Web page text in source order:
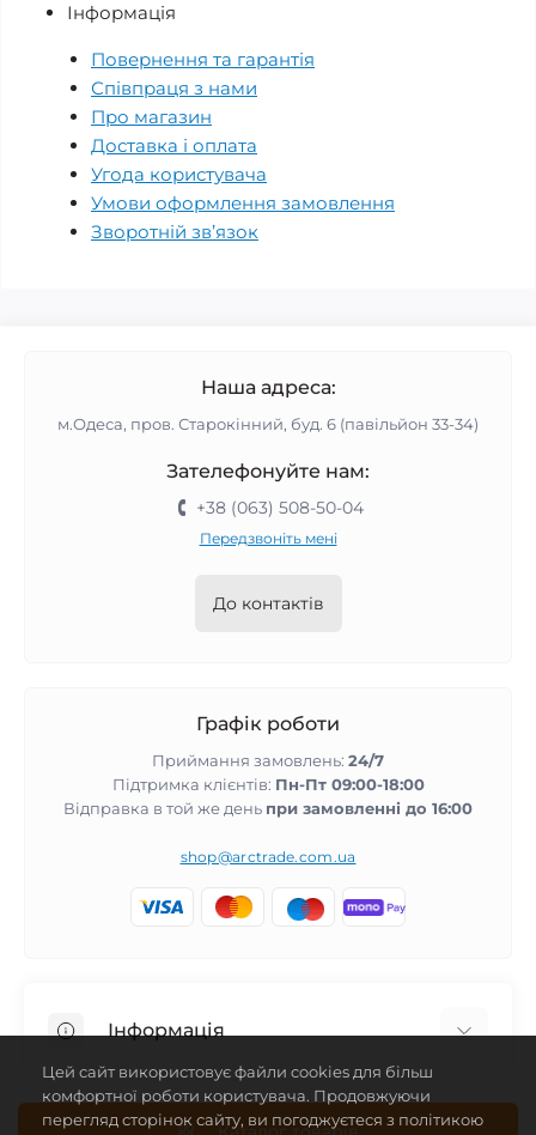
Інформація
Повернення та гарантія
Співпраця з нами
Про магазин
Доставка і оплата
Угода користувача
Умови оформлення замовлення
Зворотній зв’язок
Наша адреса:
м.Одеса, пров. Старокінний, буд. 6 (павільйон 33-34)
Зателефонуйте нам:
+38 (063) 508-50-04
Передзвоніть мені
До контактів
Графік роботи
Приймання замовлень: 24/7
Підтримка клієнтів: Пн-Пт 09:00-18:00
Відправка в той же день при замовленні до 16:00
shop@arctrade.com.ua
Інформація
Повернення та гарантія
Співпраця з нами
Цей сайт використовує файли cookies для більш
комфортної роботи користувача. Продовжуючи
перегляд сторінок сайту, ви погоджуєтеся з політикою